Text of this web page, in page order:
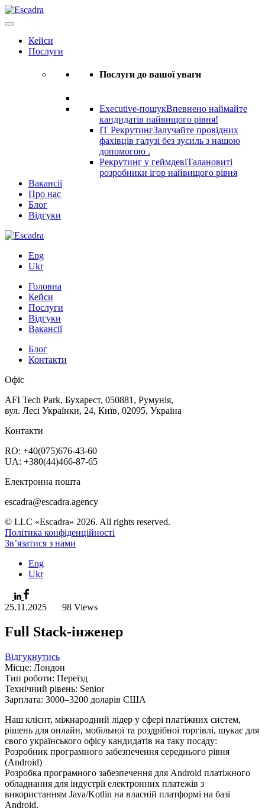
Кейси
Послуги
Послуги до вашої уваги
Executive-пошукВпевнено наймайте
кандидатів найвищого рівня!
IT РекрутингЗалучайте провідних
фахівців галузі без зусиль з нашою
допомогою .
Рекрутинг у геймдевіТалановиті
розробники ігор найвищого рівня
Вакансії
Про нас
Блог
Відгуки
Eng
Ukr
Головна
Кейси
Послуги
Відгуки
Вакансії
Блог
Контакти
Офіс
AFI Tech Park, Бухарест, 050881, Румунія,
вул. Лесі Українки, 24, Київ, 02095, Україна
Контакти
RO: +40(075)676-43-60
UA: +380(44)466-87-65
Електронна пошта
escadra@escadra.agency
© LLC «Escadra» 2026. All rights reserved.
Політика конфіденційності
Зв’язатися з нами
Eng
Ukr
25.11.2025 98 Views
Full Stack-інженер
Відгукнутись
Місце: Лондон
Тип роботи: Переїзд
Технічний рівень: Senior
Зарплата: 3000–3200 доларів США
Наш клієнт, міжнародний лідер у сфері платіжних систем,
рішень для онлайн, мобільної та роздрібної торгівлі, шукає для
свого українського офісу кандидатів на таку посаду:
Розробник програмного забезпечення середнього рівня
(Android)
Розробка програмного забезпечення для Android платіжного
обладнання для індустрії електронних платежів з
використанням Java/Kotlin на власній платформі на базі
Android.